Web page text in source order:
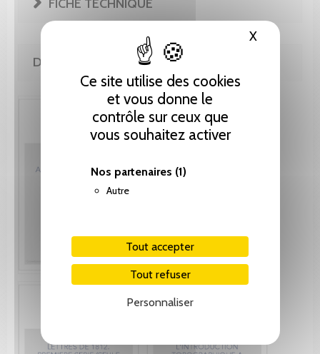
Ce site utilise des cookies
et vous donne le
contrôle sur ceux que
vous souhaitez activer
Nos partenaires (1)
Autre
Tout accepter
Tout refuser
Personnaliser
XMasquer
FICHE TECHNIQUE
DE LA MÊME COLLECTION